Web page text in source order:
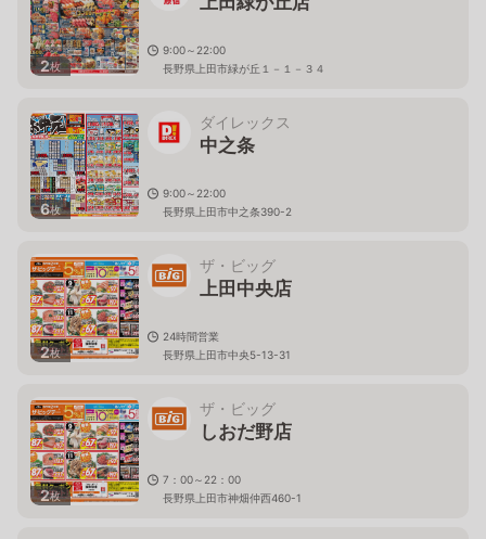
2枚
9:00～22:00
長野県上田市緑が丘１－１－３４
6枚
ダイレックス
中之条
9:00～22:00
長野県上田市中之条390-2
2枚
ザ・ビッグ
上田中央店
24時間営業
長野県上田市中央5-13-31
2枚
ザ・ビッグ
しおだ野店
7：00～22：00
長野県上田市神畑仲西460-1